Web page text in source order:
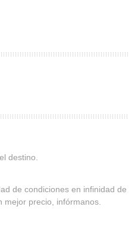
destino.
de condiciones en infinidad de
mejor precio, infórmanos.